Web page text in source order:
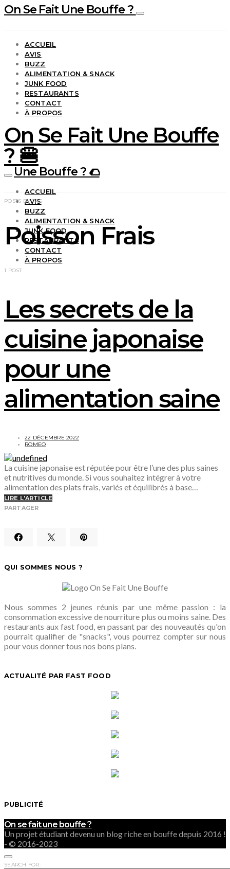
On Se Fait Une Bouffe ?
ACCUEIL
AVIS
BUZZ
ALIMENTATION & SNACK
JUNK FOOD
RESTAURANTS
CONTACT
À PROPOS
On Se Fait Une Bouffe
? 🍔
Une Bouffe ? 🌮
ACCUEIL
AVIS
BUZZ
ALIMENTATION & SNACK
JUNK FOOD
RESTAURANTS
CONTACT
À PROPOS
POSTS BY TAG
Poisson Frais
1 POST
Les secrets de la
cuisine japonaise
pour une
alimentation saine
22 DÉCEMBRE 2022
ROMEO
La cuisine japonaise est réputée pour être l’une des plus saines
et nutritives du monde. Si vous souhaitez intégrer à votre
alimentation des plats frais, variés et équilibrés à base…
LIRE L'ARTICLE
PARTAGER
QUI SOMMES NOUS ?
Nous sommes 2 jeunes réunis par une même passion : la
consommation excessive de nourriture plus ou moins saine. Des
restaurants aux fast food, en passant par des nouveautés qu'on
pourrait qualifier de "snacks", vous pourrez compter sur nous
pour vous donner tous nos bons plans.
ACTUALITÉ PAR FAST FOOD
PUBLICITÉ
On se fait une bouffe ?
Un projet étudiant devenu un blog riche en bouffe depuis 2016 !
- © 2016-2023
SEARCH FOR: